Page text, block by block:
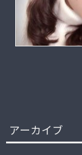
アーカイブ